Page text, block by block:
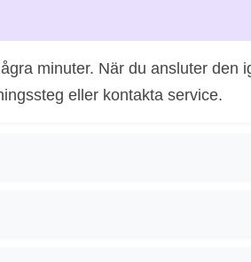
minuter. När du ansluter den
eller kontakta service.